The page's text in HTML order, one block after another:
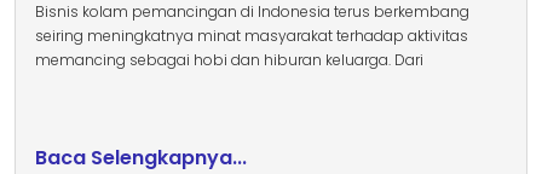
Bisnis kolam pemancingan di Indonesia terus berkembang
seiring meningkatnya minat masyarakat terhadap aktivitas
memancing sebagai hobi dan hiburan keluarga. Dari
Baca Selengkapnya...